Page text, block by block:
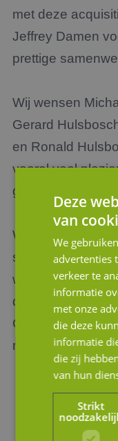
met deze
Jeffrey Damen
prettige
Wij wensen
Gerard
en Ronald
vooral veel
gezamenlijke
Wilt u meer
strategische
wat we hierin
dan contact op
Corporate
met visie' te
Deze
van
We
advertenties
verkeer te
informatie
met onze
die deze
informatie
die zij
van hun
Strikt